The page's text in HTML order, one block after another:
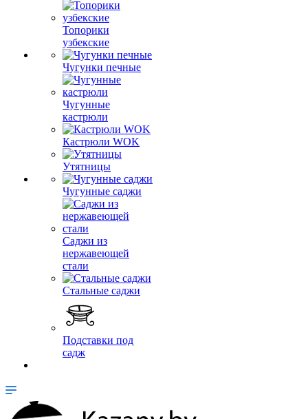
Топорики
узбекские
Чугунки печные
Чугунные
кастрюли
Кастрюли WOK
Утятницы
Чугунные саджи
Саджи из
нержавеющей
стали
Стальные саджи
Подставки под
садж